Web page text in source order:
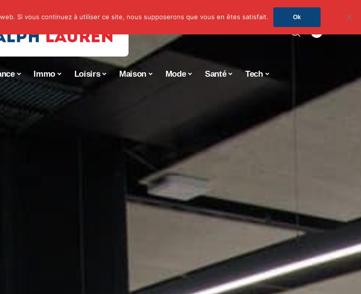
Immo Loisirs Maison Mode Santé Tech
Si vous continuez à utiliser ce site, nous supposerons que vous en êtes satisfait. Ok